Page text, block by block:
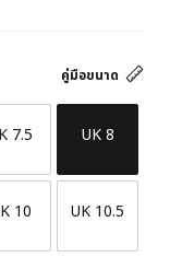
คู่มือขนาด
7.5 UK 8
10 UK 10.5